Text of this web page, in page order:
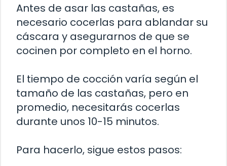
Antes de asar las castañas, es
necesario cocerlas para ablandar su
cáscara y asegurarnos de que se
cocinen por completo en el horno.
El tiempo de cocción varía según el
tamaño de las castañas, pero en
promedio, necesitarás cocerlas
durante unos 10-15 minutos.
Para hacerlo, sigue estos pasos: